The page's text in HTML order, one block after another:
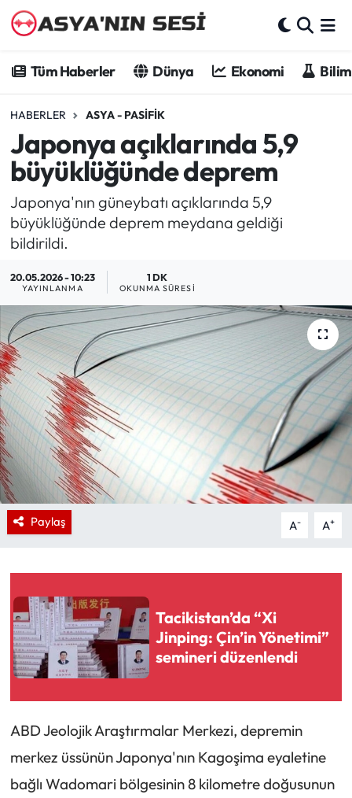
Tüm Haberler Dünya Ekonomi
HABERLER ASYA - PASIFIK
Japonya açıklarında 5,9
büyüklüğünde deprem
Japonya'nın güneybatı açıklarında 5,9
büyüklüğünde deprem meydana geldiği
bildirildi.
20.05.2026 - 10:23
YAYINLANMA
1 DK
OKUNMA SÜRESI
Paylaş A- A+
Tacikistan’da “Xi
Jinping: Çin’in Yönetimi”
semineri düzenlendi
ABD Jeolojik Araştırmalar Merkezi, depremin
merkez üssünün Japonya'nın Kagoşima eyaletine
bağlı Wadomari bölgesinin 8 kilometre doğusunun
Dünya
Ekonomi
Bilim - Teknoloji
Kültür - Sanat
Yazarlar